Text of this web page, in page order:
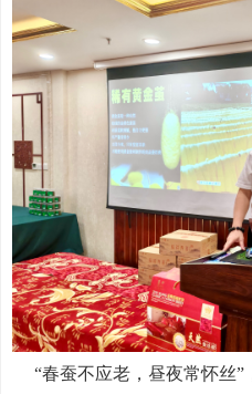
“春蚕不应老，昼夜常怀丝”